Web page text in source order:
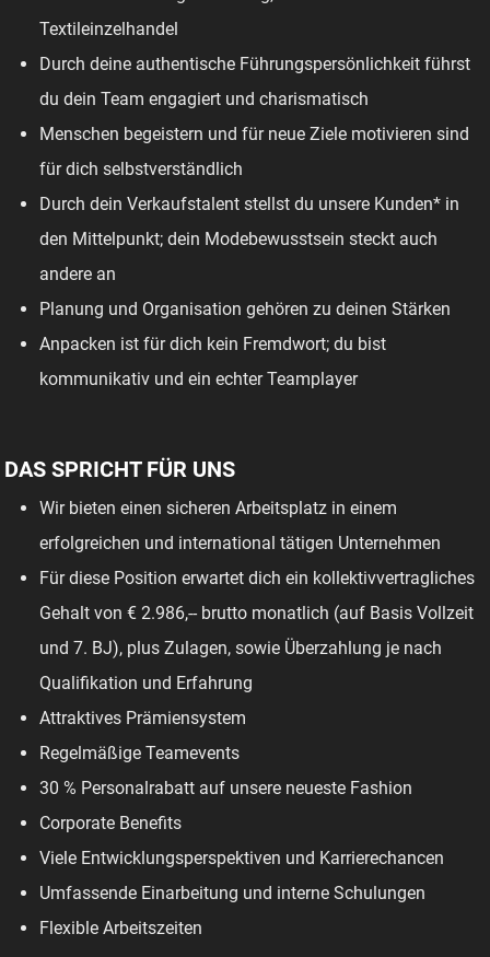
Textileinzelhandel
Durch deine authentische Führungspersönlichkeit führst
du dein Team engagiert und charismatisch
Menschen begeistern und für neue Ziele motivieren sind
für dich selbstverständlich
Durch dein Verkaufstalent stellst du unsere Kunden* in
den Mittelpunkt; dein Modebewusstsein steckt auch
andere an
Planung und Organisation gehören zu deinen Stärken
Anpacken ist für dich kein Fremdwort; du bist
kommunikativ und ein echter Teamplayer
DAS SPRICHT FÜR UNS
Wir bieten einen sicheren Arbeitsplatz in einem
erfolgreichen und international tätigen Unternehmen
Für diese Position erwartet dich ein kollektivvertragliches
Gehalt von € 2.986,-- brutto monatlich (auf Basis Vollzeit
und 7. BJ), plus Zulagen, sowie Überzahlung je nach
Qualifikation und Erfahrung
Attraktives Prämiensystem
Regelmäßige Teamevents
30 % Personalrabatt auf unsere neueste Fashion
Corporate Benefits
Viele Entwicklungsperspektiven und Karrierechancen
Umfassende Einarbeitung und interne Schulungen
Flexible Arbeitszeiten